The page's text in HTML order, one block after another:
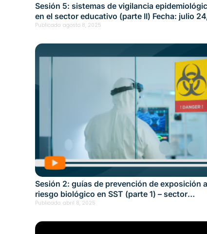
Sesión 5: sistemas de vigilancia
en el sector educativo (parte II) Fecha: julio
2025
Publicado: agosto 8, 2025
Sesión 2: guías de prevención de exposición a
riesgo biológico en SST (parte 1) – sector
educación Fecha: marzo 27, 2025
Publicado: abril 8, 2025